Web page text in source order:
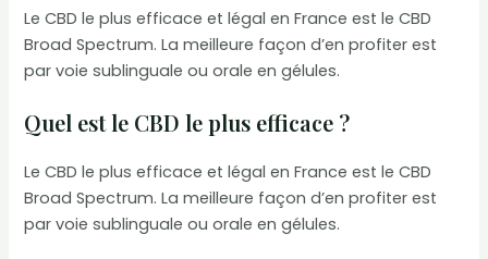
Le CBD le plus efficace et légal en France est le CBD
Broad Spectrum. La meilleure façon d’en profiter est
par voie sublinguale ou orale en gélules.
Quel est le CBD le plus efficace ?
Le CBD le plus efficace et légal en France est le CBD
Broad Spectrum. La meilleure façon d’en profiter est
par voie sublinguale ou orale en gélules.